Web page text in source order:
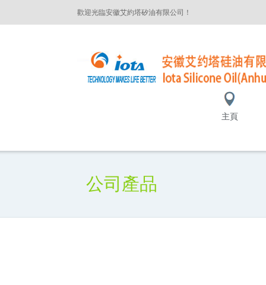
歡迎光臨安徽艾約塔矽油有限公司！
主頁
公司產品